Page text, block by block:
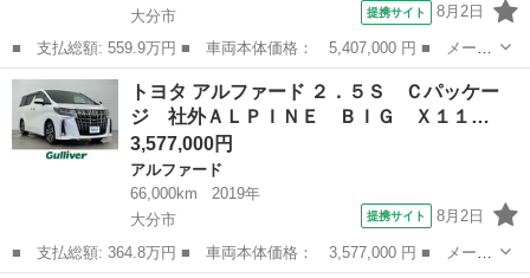
大分市
提携サイト 8月2日
■ 支払総額: 559.9万円 ■ 車両本体価格： 5,407,000 円 ■ メーカ
ー名： トヨタ ■ 車種名： アルファードハイブリッド ■ グレー
ド名： Ｘ 禁煙車 後席モニター ９型ディスプレイオーディオ
両側電動...
大分 大分市 アルファード
トヨタ アルファード ２．５Ｓ Ｃパッケー
ジ 社外ＡＬＰＩＮＥ ＢＩＧ Ｘ１１…
3,577,000円
アルファード
66,000km
2019年
大分市
提携サイト 8月2日
■ 支払総額: 364.8万円 ■ 車両本体価格： 3,577,000 円 ■ メーカ